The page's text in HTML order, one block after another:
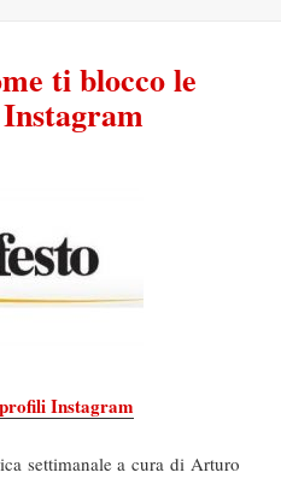
ti blocco le
Instagram
settimanale a cura di Arturo